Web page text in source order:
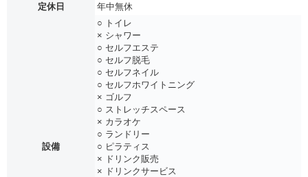
定休日
年中無休
設備
○ トイレ
× シャワー
○ セルフエステ
○ セルフ脱毛
○ セルフネイル
○ セルフホワイトニング
× ゴルフ
○ ストレッチスペース
× カラオケ
○ ランドリー
○ ピラティス
× ドリンク販売
× ドリンクサービス